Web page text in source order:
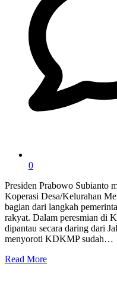
0
Presiden Prabowo Subianto
Koperasi Desa/Kelurahan
bagian dari langkah
rakyat. Dalam peresmian di
dipantau secara daring dari
menyoroti KDKMP sudah…
Read More